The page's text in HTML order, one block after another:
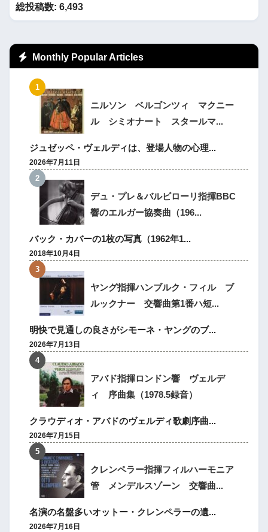
総投稿数: 6,493
Monthly Popular Articles
ニルソン ベルゴンツィ マクニー
ル シミオナート スタールマ...
ジュゼッペ・ヴェルディは、登場人物の心理...
2026年7月11日
デュ・プレ＆バルビローリ指揮BBC
響のエルガー協奏曲（196...
バック・カバーの1枚の写真（1962年1...
2018年10月4日
ヤング指揮ハンブルク・フィル ブ
ルックナー 交響曲第1番ハ短...
明快で見通しの良さがシモーネ・ヤングのブ...
2026年7月13日
アバド指揮ロンドン響 ヴェルデ
ィ 序曲集（1978.5録音）
クラウディオ・アバドのヴェルディ歌劇序曲...
2026年7月15日
クレンペラー指揮フィルハーモニア
管 メンデルスゾーン 交響曲...
名演の名盤多いオットー・クレンペラーの遺...
2026年7月16日